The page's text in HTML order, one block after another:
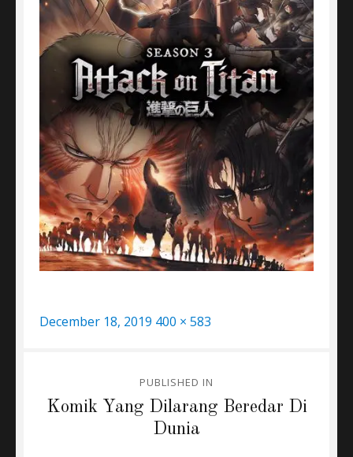
Posted
December 18, 2019 Full
400 × 583
navigation
PUBLISHED IN
Komik Yang Dilarang Beredar Di
Dunia